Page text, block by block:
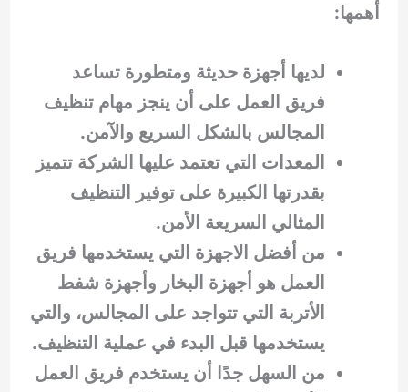
أهمها:
لديها أجهزة حديثة ومتطورة تساعد
فريق العمل على أن ينجز مهام تنظيف
المجالس بالشكل السريع والآمن.
المعدات التي تعتمد عليها الشركة تتميز
بقدرتها الكبيرة على توفير التنظيف
المثالي السريعة الأمن.
من أفضل الاجهزة التي يستخدمها فريق
العمل هو أجهزة البخار وأجهزة شفط
الأتربة التي تتواجد على المجالس، والتي
يستخدمها قبل البدء في عملية التنظيف.
من السهل جدًا أن يستخدم فريق العمل